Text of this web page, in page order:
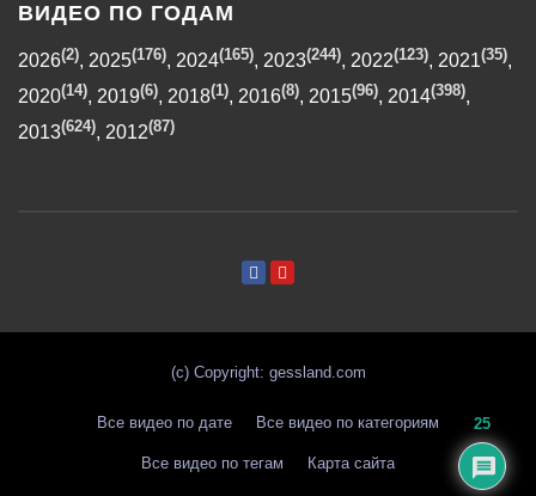
ВИДЕО ПО ГОДАМ
2026(2), 2025(176), 2024(165), 2023(244), 2022(123), 2021(35),
2020(14), 2019(6), 2018(1), 2016(8), 2015(96), 2014(398),
2013(624), 2012(87)
(с) Copyright: gessland.com
Все видео по дате Все видео по категориям
Все видео по тегам Карта сайта
25